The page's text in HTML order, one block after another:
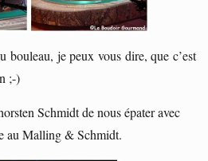
bouleau, je peux vous dire, que c’est
;-)
Schmidt de nous épater avec
au Malling & Schmidt.